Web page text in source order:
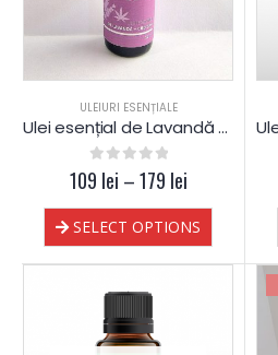
ULEIURI ESENȚIALE
Ulei esențial de Lavandă & CBD 10% pur și terapeutic
0 out of 5
109 lei –179 lei
SELECT OPTIONS